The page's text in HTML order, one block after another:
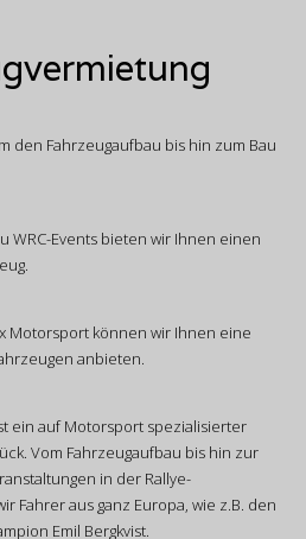
den Fahrzeugaufbau bis hin zum Bau
WRC-Events bieten wir Ihnen einen
Motorsport können wir Ihnen eine
anbieten.
ein auf Motorsport spezialisierter
Vom Fahrzeugaufbau bis hin zur
in der Rallye-
Fahrer aus ganz Europa, wie z.B. den
Emil Bergkvist.